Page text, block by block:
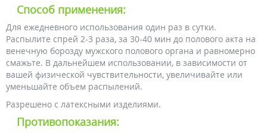
Способ применения:
Для ежедневного использования один раз в сутки.
Распылите спрей 2-3 раза, за 30-40 мин до полового акта на
венечную борозду мужского полового органа и равномерно
смажьте. В дальнейшем использовании, в зависимости от
вашей физической чувствительности, увеличивайте или
уменьшайте объем распылений.
Разрешено с латексными изделиями.
Противопоказания: